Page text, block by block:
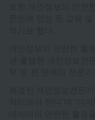
또한 개인정보의 안전
문인력 양성 등 교육
개인정보의 안전한 활
년 출범한 개인정보전
무 등 전 영역의 전문
최경진 개인정보전문
처리돼야 한다”며 “디
데이터의 안전한 활용